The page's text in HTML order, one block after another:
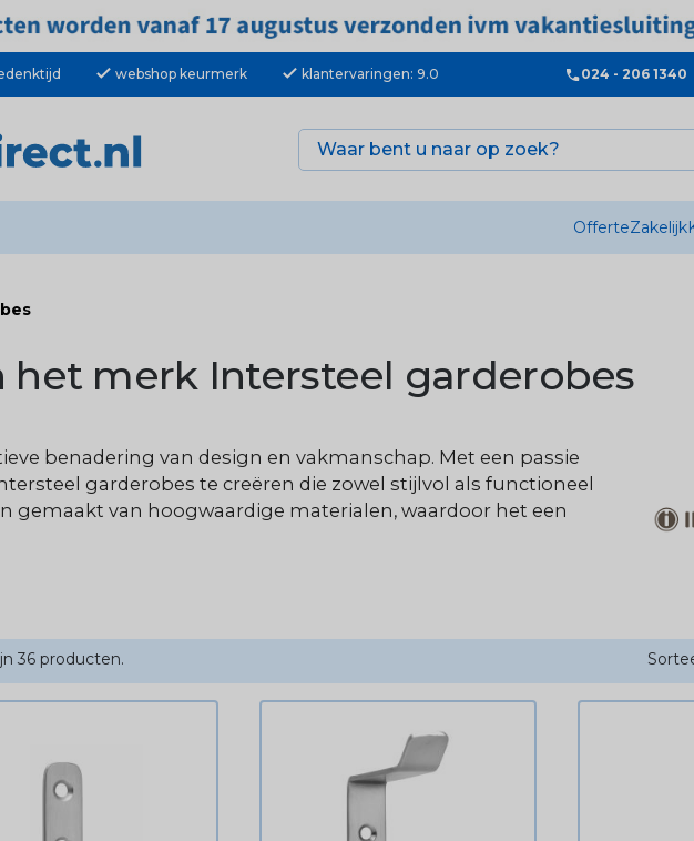
check webshop keurmerk check klantervaringen: 9.0 024 - 206 1340
OfferteZakelijk
het merk Intersteel garderobes
benadering van design en vakmanschap. Met een passie
garderobes te creëren die zowel stijlvol als functioneel
gemaakt van hoogwaardige materialen, waardoor het een
36 producten.